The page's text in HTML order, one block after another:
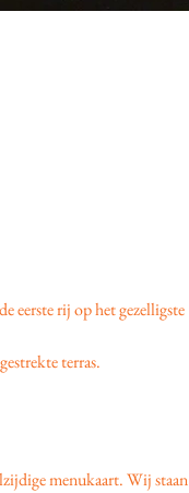
eerste rij op het gezelligste
terras.
menukaart. Wij staan